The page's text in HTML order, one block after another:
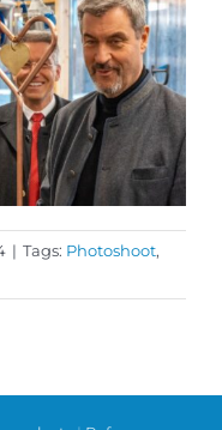
| Tags: Photoshoot,